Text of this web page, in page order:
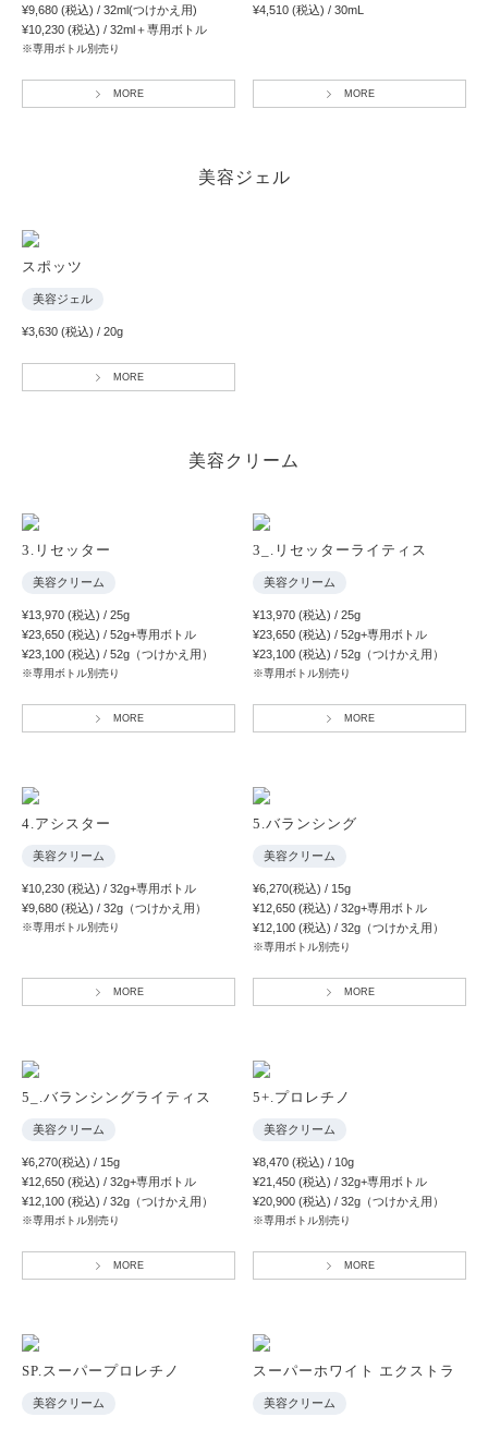
¥9,680 (税込) / 32ml(つけかえ用)
¥10,230 (税込) / 32ml＋専用ボトル
※専用ボトル別売り
MORE
¥4,510 (税込) / 30mL
MORE
美容ジェル
スポッツ
美容ジェル
¥3,630 (税込) / 20g
MORE
美容クリーム
3.リセッター
美容クリーム
¥13,970 (税込) / 25g
¥23,650 (税込) / 52g+専用ボトル
¥23,100 (税込) / 52g（つけかえ用）
※専用ボトル別売り
MORE
3_.リセッターライティス
美容クリーム
¥13,970 (税込) / 25g
¥23,650 (税込) / 52g+専用ボトル
¥23,100 (税込) / 52g（つけかえ用）
※専用ボトル別売り
MORE
4.アシスター
美容クリーム
¥10,230 (税込) / 32g+専用ボトル
¥9,680 (税込) / 32g（つけかえ用）
※専用ボトル別売り
MORE
5.バランシング
美容クリーム
¥6,270(税込) / 15g
¥12,650 (税込) / 32g+専用ボトル
¥12,100 (税込) / 32g（つけかえ用）
※専用ボトル別売り
MORE
5_.バランシングライティス
美容クリーム
¥6,270(税込) / 15g
¥12,650 (税込) / 32g+専用ボトル
¥12,100 (税込) / 32g（つけかえ用）
※専用ボトル別売り
MORE
5+.プロレチノ
美容クリーム
¥8,470 (税込) / 10g
¥21,450 (税込) / 32g+専用ボトル
¥20,900 (税込) / 32g（つけかえ用）
※専用ボトル別売り
MORE
SP.スーパープロレチノ
美容クリーム
スーパーホワイト エクストラ
美容クリーム